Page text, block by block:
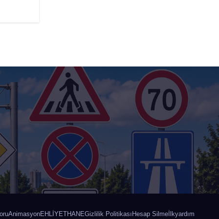
AnimasyonEHLİYETHANEGizlilik Politikası Hesap Silme İlkyardım